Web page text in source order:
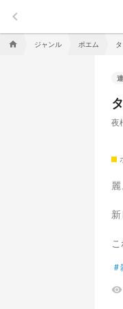
keyboard_arrow_left
home ジャンル ポエム
夜
#
visibility